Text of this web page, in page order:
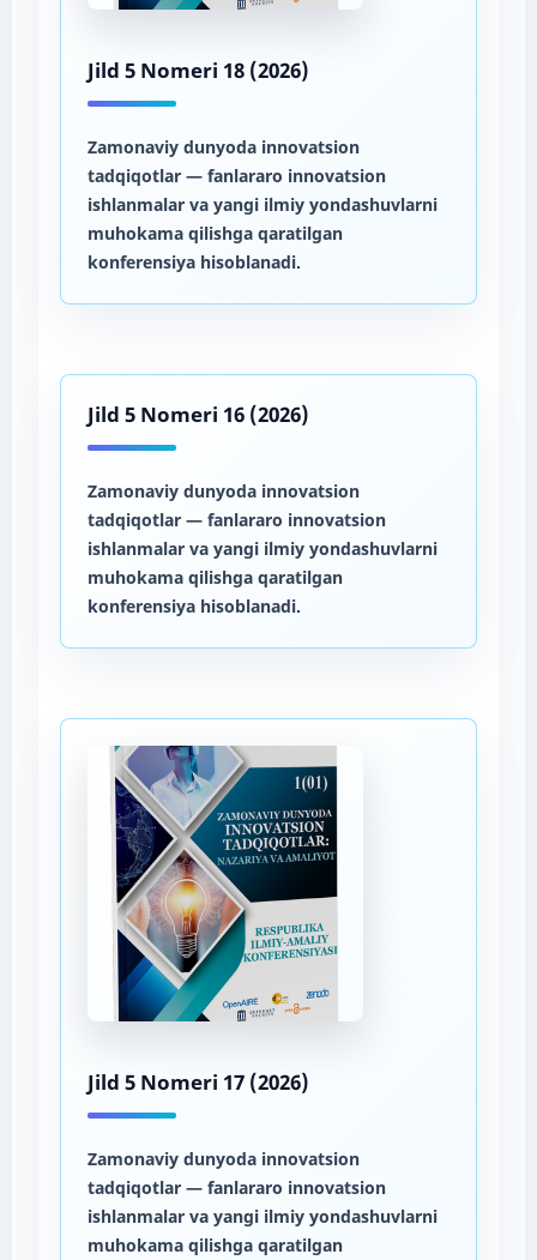
Jild 5 Nomeri 18 (2026)
Zamonaviy dunyoda innovatsion
tadqiqotlar— fanlararo innovatsion
ishlanmalar va yangi ilmiy yondashuvlarni
muhokama qilishga qaratilgan
konferensiya hisoblanadi.
Jild 5 Nomeri 16 (2026)
Zamonaviy dunyoda innovatsion
tadqiqotlar— fanlararo innovatsion
ishlanmalar va yangi ilmiy yondashuvlarni
muhokama qilishga qaratilgan
konferensiya hisoblanadi.
Jild 5 Nomeri 17 (2026)
Zamonaviy dunyoda innovatsion
tadqiqotlar— fanlararo innovatsion
ishlanmalar va yangi ilmiy yondashuvlarni
muhokama qilishga qaratilgan